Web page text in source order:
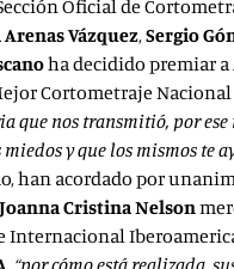
Oficial de
ArenasVázquez,Sergio
ha decidido premiar a
Cortometraje Nacional
que nos transmitió, por ese
y que los mismos te
han acordado por
Joanna Cristina Nelson
Internacional
, “por cómo está realizada,